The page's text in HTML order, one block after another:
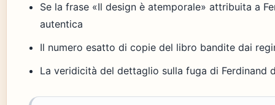
Se la frase «Il design è atemporale» attribuita a
autentica
Il numero esatto di copie del libro bandite dai
La veridicità del dettaglio sulla fuga di Ferdinand